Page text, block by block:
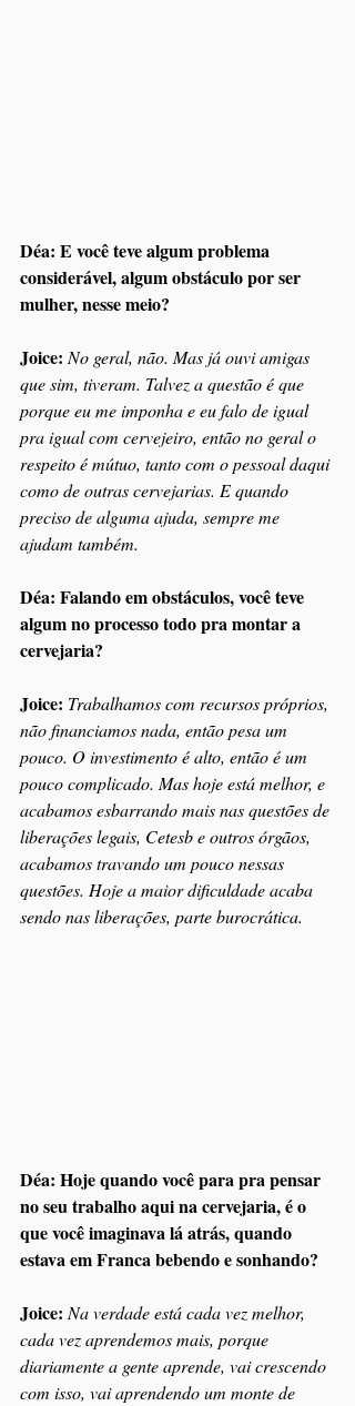
Déa: E você teve algum problema
considerável, algum obstáculo por ser
mulher, nesse meio?
Joice: No geral, não. Mas já ouvi amigas
que sim, tiveram. Talvez a questão é que
porque eu me imponha e eu falo de igual
pra igual com cervejeiro, então no geral o
respeito é mútuo, tanto com o pessoal daqui
como de outras cervejarias. E quando
preciso de alguma ajuda, sempre me
ajudam também.
Déa: Falando em obstáculos, você teve
algum no processo todo pra montar a
cervejaria?
Joice: Trabalhamos com recursos próprios,
não financiamos nada, então pesa um
pouco. O investimento é alto, então é um
pouco complicado. Mas hoje está melhor, e
acabamos esbarrando mais nas questões de
liberações legais, Cetesb e outros órgãos,
acabamos travando um pouco nessas
questões. Hoje a maior dificuldade acaba
sendo nas liberações, parte burocrática.
Déa: Hoje quando você para pra pensar
no seu trabalho aqui na cervejaria, é o
que você imaginava lá atrás, quando
estava em Franca bebendo e sonhando?
Joice: Na verdade está cada vez melhor,
cada vez aprendemos mais, porque
diariamente a gente aprende, vai crescendo
com isso, vai aprendendo um monte de